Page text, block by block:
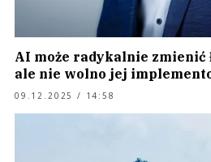
AI może radykalnie zmienić
ale nie wolno jej
09.12.2025 / 14:58